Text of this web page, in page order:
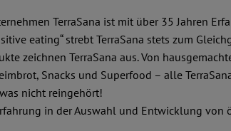
TerraSana ist mit über 35 Jahren
eating“ strebt TerraSana stets zum
zeichnen TerraSana aus. Von
Snacks und Superfood – alle
nicht reingehört!
in der Auswahl und Entwicklung